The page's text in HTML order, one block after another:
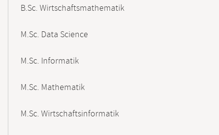
B.Sc. Wirtschaftsmathematik
M.Sc. Data Science
M.Sc. Informatik
M.Sc. Mathematik
M.Sc. Wirtschaftsinformatik